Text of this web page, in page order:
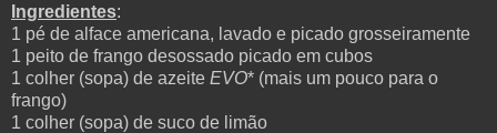
Ingredientes:
1 pé de alface americana, lavado e picado grosseiramente
1 peito de frango desossado picado em cubos
1 colher (sopa) de azeite EVO* (mais um pouco para o
frango)
1 colher (sopa) de suco de limão